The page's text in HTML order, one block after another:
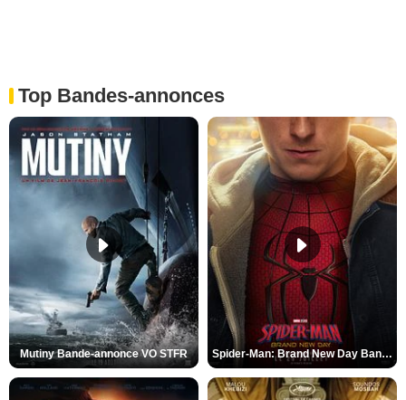
Top Bandes-annonces
Mutiny Bande-annonce VO STFR Spider-Man: Brand New Day Bande-annonce VO STFR